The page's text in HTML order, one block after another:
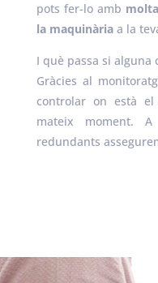
pots fer-lo amb
la maquinàriaa la
I què passa si alguna
Gràcies al
controlar on està
mateix moment.
redundants